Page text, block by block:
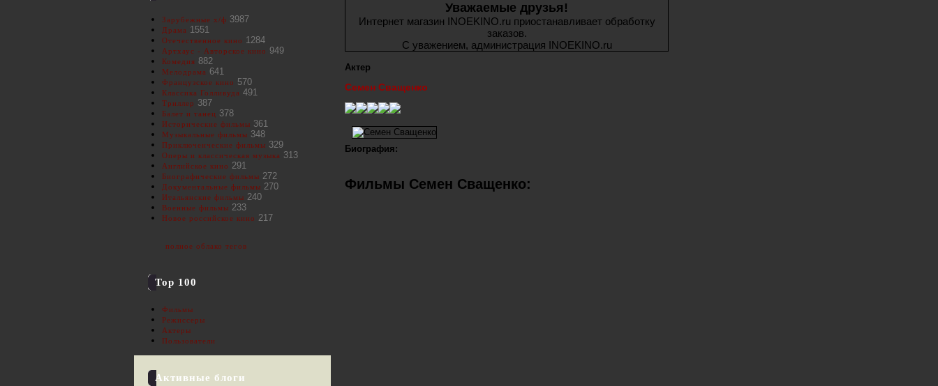
Уважаемые друзья!
Интернет магазин INOEKINO.ru приостанавливает обработку
заказов.
С уважением, администрация INOEKINO.ru
Актер
Семен Сващенко
Биография:
Фильмы Семен Сващенко:
Зарубежные х/ф 3987
Драма 1551
Отечественное кино 1284
Артхаус - Авторское кино 949
Комедия 882
Мелодрама 641
Французское кино 570
Классика Голливуда 491
Триллер 387
Балет и танец 378
Исторические фильмы 361
Музыкальные фильмы 348
Приключенческие фильмы 329
Оперы и классическая музыка 313
Английское кино 291
Биографические фильмы 272
Документальные фильмы 270
Итальянские фильмы 240
Военные фильмы 233
Новое российское кино 217
полное облако тегов
Top 100
Фильмы
Режиссеры
Актеры
Пользователи
Активные блоги